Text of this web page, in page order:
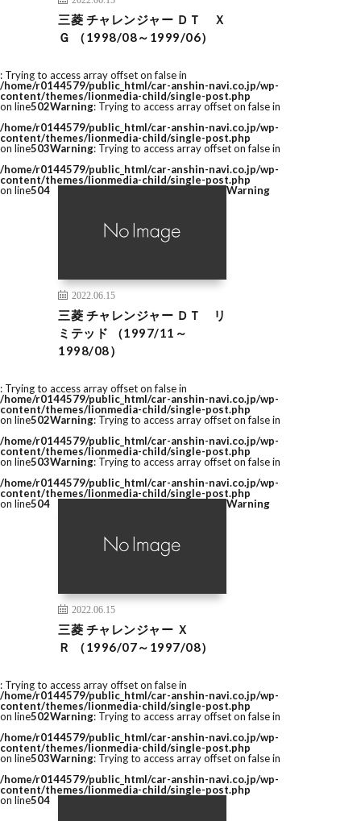
三菱 チャレンジャー ＤＴ Ｘ
Ｇ （1998/08～1999/06）
: Trying to access array offset on false in
/home/r0144579/public_html/car-anshin-navi.co.jp/wp-
content/themes/lionmedia-child/single-post.php
on line502Warning: Trying to access array offset on false in
/home/r0144579/public_html/car-anshin-navi.co.jp/wp-
content/themes/lionmedia-child/single-post.php
on line503Warning: Trying to access array offset on false in
/home/r0144579/public_html/car-anshin-navi.co.jp/wp-
content/themes/lionmedia-child/single-post.php
on line504
2022.06.15
三菱 チャレンジャー ＤＴ リ
ミテッド （1997/11～
1998/08）
Warning
: Trying to access array offset on false in
/home/r0144579/public_html/car-anshin-navi.co.jp/wp-
content/themes/lionmedia-child/single-post.php
on line502Warning: Trying to access array offset on false in
/home/r0144579/public_html/car-anshin-navi.co.jp/wp-
content/themes/lionmedia-child/single-post.php
on line503Warning: Trying to access array offset on false in
/home/r0144579/public_html/car-anshin-navi.co.jp/wp-
content/themes/lionmedia-child/single-post.php
on line504
2022.06.15
三菱 チャレンジャー Ｘ
Ｒ （1996/07～1997/08）
Warning
: Trying to access array offset on false in
/home/r0144579/public_html/car-anshin-navi.co.jp/wp-
content/themes/lionmedia-child/single-post.php
on line502Warning: Trying to access array offset on false in
/home/r0144579/public_html/car-anshin-navi.co.jp/wp-
content/themes/lionmedia-child/single-post.php
on line503Warning: Trying to access array offset on false in
/home/r0144579/public_html/car-anshin-navi.co.jp/wp-
content/themes/lionmedia-child/single-post.php
on line504